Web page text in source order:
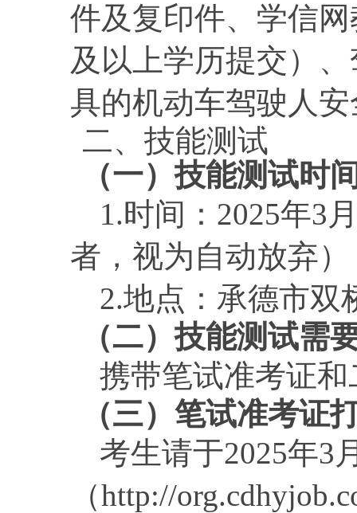
件及复印件、学信
及以上学历提交）
具的机动车驾驶人
二、 技能测试
（一）技能测试时
1.时间： 2025年3
者 ，视为自动放弃）
2.地点： 承德市双
（二）技能测试需
携带笔试准考证
（三）笔试准考证
考生请于2025年3
（http://